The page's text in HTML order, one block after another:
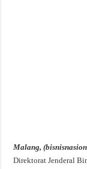
Malang,
Direktorat Jenderal